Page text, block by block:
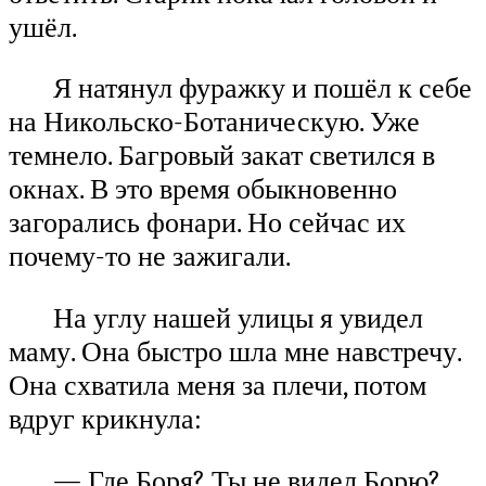
ушёл.
Я натянул фуражку и пошёл к себе
на Никольско-Ботаническую. Уже
темнело. Багровый закат светился в
окнах. В это время обыкновенно
загорались фонари. Но сейчас их
почему-то не зажигали.
На углу нашей улицы я увидел
маму. Она быстро шла мне навстречу.
Она схватила меня за плечи, потом
вдруг крикнула: